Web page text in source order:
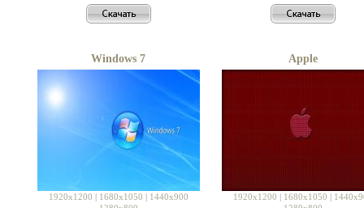
Windows 7
1920x1200 | 1680x1050 | 1440x900
Apple
1920x1200 | 1680x1050 |